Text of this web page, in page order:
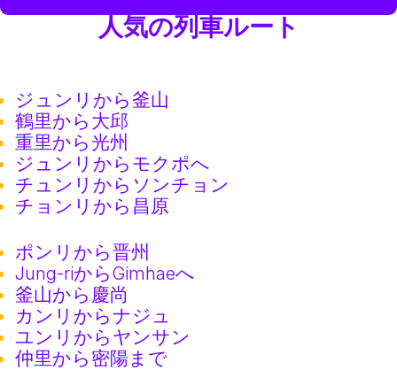
人気の列車ルート
ジュンリから釜山
鶴里から大邱
重里から光州
ジュンリからモクポへ
チュンリからソンチョン
チョンリから昌原
ポンリから晋州
Jung-riからGimhaeへ
釜山から慶尚
カンリからナジュ
ユンリからヤンサン
仲里から密陽まで